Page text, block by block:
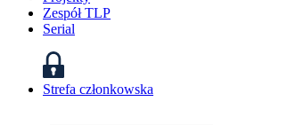
Zespół TLP
Serial
Strefa członkowska